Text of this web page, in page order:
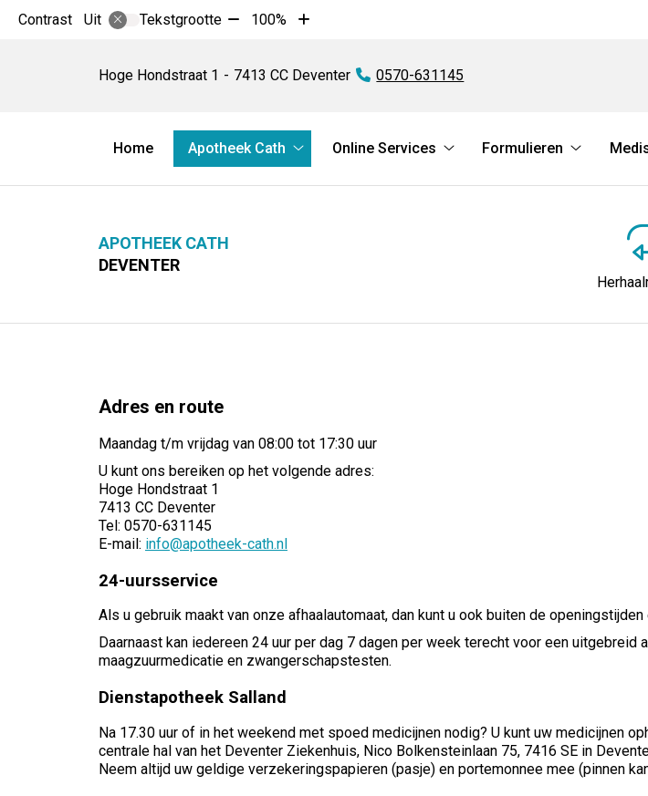
Contrast Uit Tekstgrootte Tekst
10%
100%
Tekst
10%
Hoge Hondstraat 1 7413 CC Deventer Tel:
0570-631145
Hoofdmenu
Home
Apotheek Cath
Apotheek
Cath
Online Services
Services
Formulieren
submenu
APOTHEEK CATH
DEVENTER
Adres en route
Maandag t/m vrijdag van 08:00 tot 17:30 uur
U kunt ons bereiken op het volgende adres:
Hoge Hondstraat 1
7413 CC Deventer
Tel: 0570-631145
E-mail: info@apotheek-cath.nl
24-uursservice
Als u gebruik maakt van onze afhaalautomaat, dan kunt u ook buiten de
Daarnaast kan iedereen 24 uur per dag 7 dagen per week terecht voor een
maagzuurmedicatie en zwangerschapstesten.
Dienstapotheek Salland
Na 17.30 uur of in het weekend met spoed medicijnen nodig? U kunt uw medicijnen
centrale hal van het Deventer Ziekenhuis, Nico Bolkensteinlaan 75, 7416 SE in
Neem altijd uw geldige verzekeringspapieren (pasje) en portemonnee mee (pinnen